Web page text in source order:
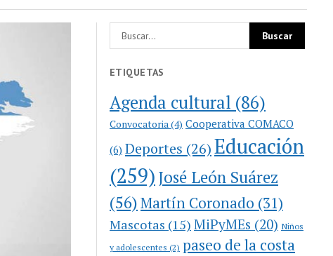
ETIQUETAS
Agenda cultural (86)
Convocatoria (4) Cooperativa COMACO
(6) Deportes (26)Educación
(259)José León Suárez
(56)Martín Coronado (31)
Mascotas (15) MiPyMEs (20) Niños
y adolescentes (2) paseo de la costa